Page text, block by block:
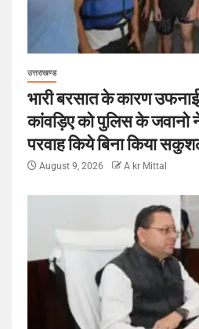
उत्तराखण्ड
भारी बरसात के कारण
कांवड़िए को पुलिस के जवानो
परवाह किये बिना किया
August 9, 2026 A kr Mittal